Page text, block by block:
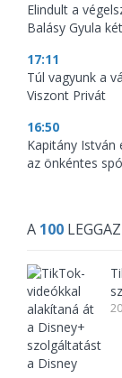
Elindult a
Balásy Gyula
17:11
Túl vagyunk a
Viszont Privát
16:50
Kapitány
az önkéntes
A 100